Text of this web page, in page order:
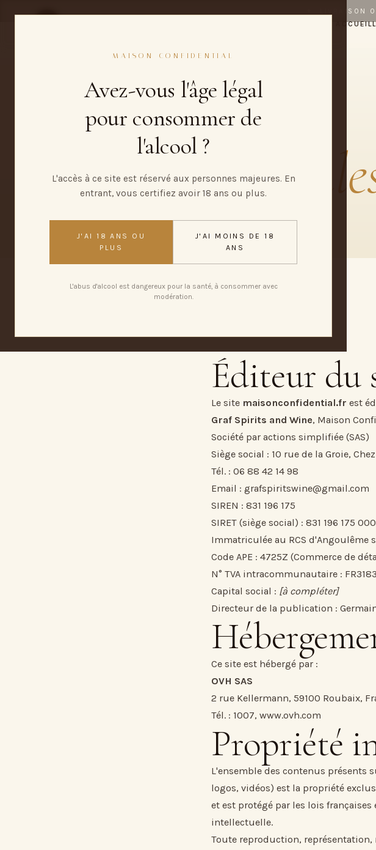
MAISON CONFIDENTIAL
Avez-vous l'âge légal
pour consommer de
l'alcool ?
L'accès à ce site est réservé aux personnes majeures. En
entrant, vous certifiez avoir 18 ans ou plus.
J'AI 18 ANS OU
PLUS
J'AI MOINS DE 18
ANS
L'abus d'alcool est dangereux pour la santé, à consommer avec
modération.
LIVRAISON
MAISON CONFIDENTIAL ACCUEIL
MENTIONS LÉGALES
Mentions
Éditeur du
Le site maisonconfidential.fr est
Graf Spirits and Wine, Maison
Société par actions simplifiée (SAS)
Siège social : 10 rue de la Groie,
Tél. : 06 88 42 14 98
Email : grafspiritswine@gmail.com
SIREN : 831 196 175
SIRET (siège social) : 831 196 175
Immatriculée au RCS d'Angoulême
Code APE : 4725Z (Commerce de
N° TVA intracommunautaire :
Capital social : [à compléter]
Directeur de la publication :
Ce site est hébergé par :
OVH SAS
2 rue Kellermann, 59100 Roubaix,
Tél. : 1007, www.ovh.com
Propriété
L'ensemble des contenus présents
logos, vidéos) est la propriété
et est protégé par les lois
intellectuelle.
Toute reproduction,